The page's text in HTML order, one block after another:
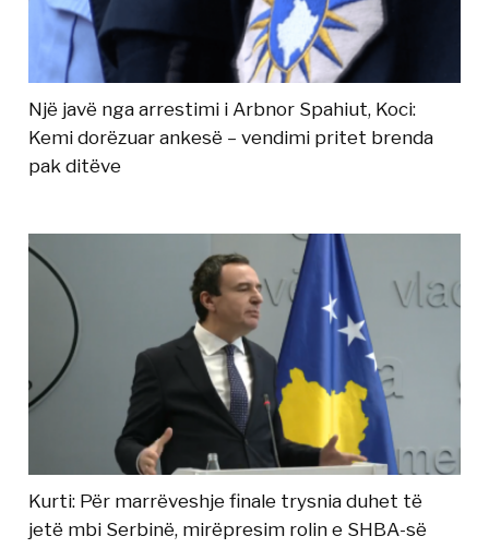
Një javë nga arrestimi i Arbnor Spahiut, Koci:
Kemi dorëzuar ankesë – vendimi pritet brenda
pak ditëve
Kurti: Për marrëveshje finale trysnia duhet të
jetë mbi Serbinë, mirëpresim rolin e SHBA-së